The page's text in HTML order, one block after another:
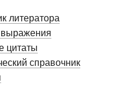
литератора
цитаты
справочник